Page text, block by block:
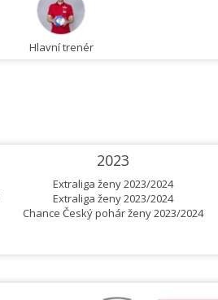
Hlavní trenér
2023
Extraliga ženy 2023/2024
Extraliga ženy 2023/2024
Chance Český pohár ženy 2023/2024